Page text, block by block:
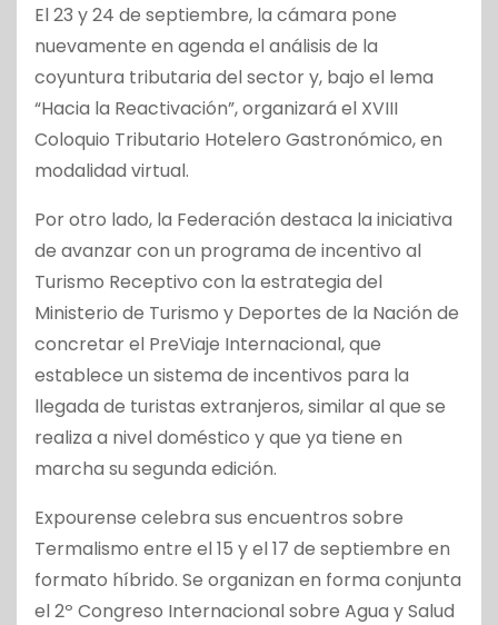
El 23 y 24 de septiembre, la cámara pone
nuevamente en agenda el análisis de la
coyuntura tributaria del sector y, bajo el lema
“Hacia la Reactivación”, organizará el XVIII
Coloquio Tributario Hotelero Gastronómico, en
modalidad virtual.
Por otro lado, la Federación destaca la iniciativa
de avanzar con un programa de incentivo al
Turismo Receptivo con la estrategia del
Ministerio de Turismo y Deportes de la Nación de
concretar el PreViaje Internacional, que
establece un sistema de incentivos para la
llegada de turistas extranjeros, similar al que se
realiza a nivel doméstico y que ya tiene en
marcha su segunda edición.
Expourense celebra sus encuentros sobre
Termalismo entre el 15 y el 17 de septiembre en
formato híbrido. Se organizan en forma conjunta
el 2º Congreso Internacional sobre Agua y Salud